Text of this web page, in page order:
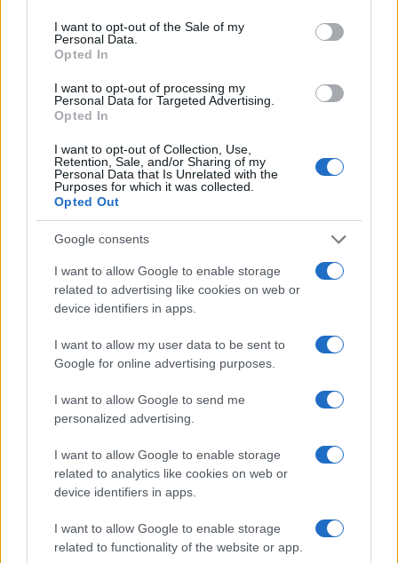
consent section.
I want to opt-out of the Sale of my
Personal Data.
Opted In
I want to opt-out of processing my
Personal Data for Targeted Advertising.
Opted In
I want to opt-out of Collection, Use,
Retention, Sale, and/or Sharing of my
Personal Data that Is Unrelated with the
Purposes for which it was collected.
Opted Out
Google consents
I want to allow Google to enable storage
related to advertising like cookies on web or
device identifiers in apps.
I want to allow my user data to be sent to
Google for online advertising purposes.
I want to allow Google to send me
personalized advertising.
I want to allow Google to enable storage
related to analytics like cookies on web or
device identifiers in apps.
I want to allow Google to enable storage
related to functionality of the website or app.
ΦΡΙΝΤΡΙΧ ΜΕΡΤΣ
ΡΩΣΙΚΑ ΠΕΡΙΟΥΣΙΑΚΑ ΣΤΟΙΧΕΙΑ
Ροή Ειδήσεων
ΑΜΥΝΑ
09/08/26 - 10:47
Ελληνικά ελικόπτερα Apache στη Σαουδική Αραβία;
09/08/26 - 10:32
Υεμένη: Οι Χούθι ανακοίνωσαν ότι έπληξαν διυλιστήριο
ΕΛΛΑΔΑ
09/08/26 - 09:59
Αργοσαρωνικό - Εγκαταλείπουν την Αθήνα οι ταξιδιώτες
ΕΚΚΛΗΣΙΑ
Άγιο Όρος: Θρησκευτικός τουρισμός σε άνοδο, έσοδα
ΕΛΛΑΔΑ
09/08/26 - 09:21
Απλοποιείται η διαδικασία έκδοσης πινακίδων - Δε θα